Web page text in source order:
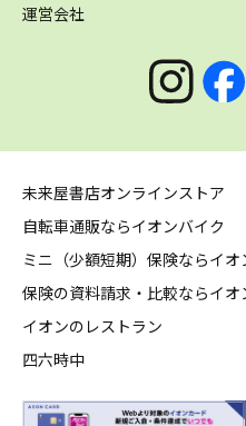
運営会社
未来屋書店オンラインストア
自転車通販ならイオンバイク
ミニ（少額短期）保険ならイオ
保険の資料請求・比較ならイオ
イオンのレストラン
四六時中